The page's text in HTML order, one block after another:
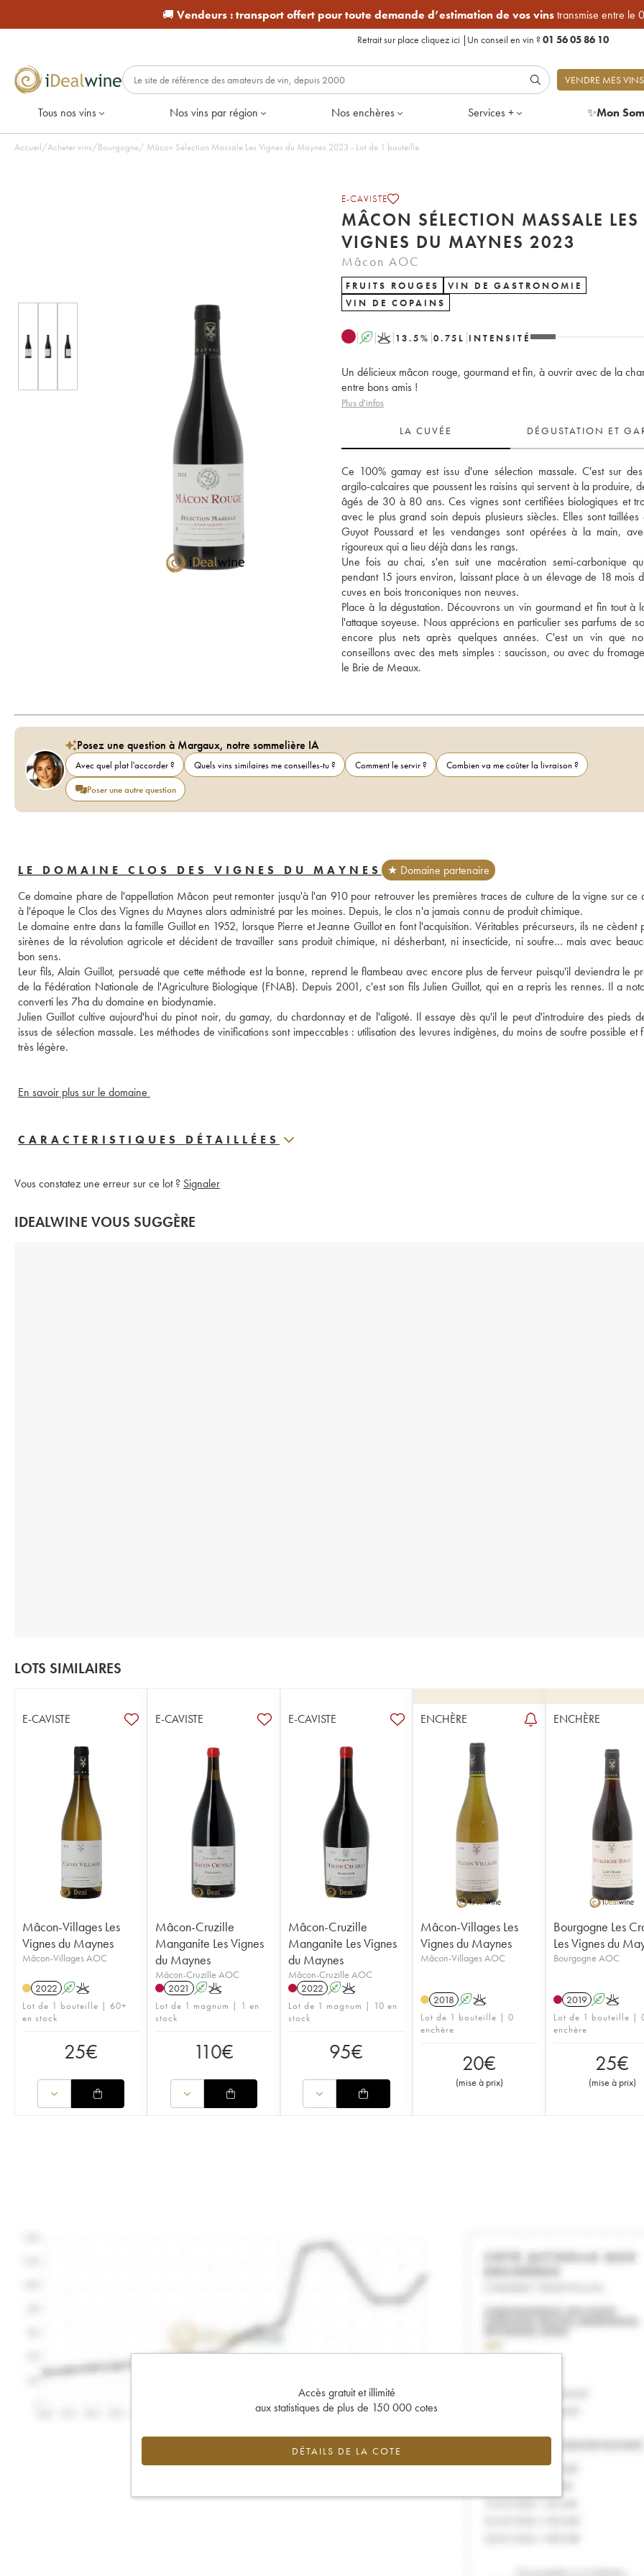
🚚 Vendeurs :transport offert pour toute demande d’estimation de vos vinstransmise entre le
Retrait sur place cliquez ici | Un conseil en vin ?01 56 05 86 10
VENDRE MES VINS
Tous nos vins Nos vins par région Nos enchères Services + ✨Mon
Accueil/Acheter vins/Bourgogne/ Mâcon Sélection Massale Les Vignes du Maynes 2023 - Lot de 1 bouteille
E-CAVISTE
MÂCON SÉLECTION MASSALE LES
VIGNES DU MAYNES 2023
Mâcon AOC
FRUITS ROUGES
VIN DE GASTRONOMIE
VIN DE COPAINS
A K 13.5% 0.75 L INTENSITÉ
Un délicieux mâcon rouge, gourmand et fin, à ouvrir avec de la
entre bons amis !
Plus d'infos
LA CUVÉE DÉGUSTATION ET
Ce 100% gamay est issu d'une sélection massale. C'est sur
argilo-calcaires que poussent les raisins qui servent à la produire,
âgés de 30 à 80 ans. Ces vignes sont certifiées biologiques et
avec le plus grand soin depuis plusieurs siècles. Elles sont taillées
Guyot Poussard et les vendanges sont opérées à la main,
rigoureux qui a lieu déjà dans les rangs.
Une fois au chai, s'en suit une macération semi-carbonique
pendant 15 jours environ, laissant place à un élevage de 18 mois
cuves en bois tronconiques non neuves.
Place à la dégustation. Découvrons un vin gourmand et fin tout à
l'attaque soyeuse. Nous apprécions en particulier ses parfums de
encore plus nets après quelques années. C'est un vin que
conseillons avec des mets simples : saucisson, ou avec du
Posez une question à Margaux, notre sommelière IA
Avec quel plat l'accorder ? Quels vins similaires me conseilles-tu ? Comment le servir ?
Combien va me coûter la livraison ?
Poser une autre question
LE DOMAINE CLOS DES VIGNES DU MAYNES
★ Domaine partenaire
Ce domaine phare de l'appellation Mâcon peut remonter jusqu'à l'an 910 pour retrouver les premières traces de culture de la vigne sur ce
à l'époque le Clos des Vignes du Maynes alors administré par les moines. Depuis, le clos n'a jamais connu de produit chimique.
Le domaine entre dans la famille Guillot en 1952, lorsque Pierre et Jeanne Guillot en font l'acquisition. Véritables précurseurs, ils ne cèdent
sirènes de la révolution agricole et décident de travailler sans produit chimique, ni désherbant, ni insecticide, ni soufre… mais avec
bon sens.
Leur fils, Alain Guillot, persuadé que cette méthode est la bonne, reprend le flambeau avec encore plus de ferveur puisqu'il deviendra le
de la Fédération Nationale de l'Agriculture Biologique (FNAB). Depuis 2001, c'est son fils Julien Guillot, qui en a repris les rennes. Il a
converti les 7ha du domaine en biodynamie.
Julien Guillot cultive aujourd'hui du pinot noir, du gamay, du chardonnay et de l'aligoté. Il essaye dès qu'il le peut d'introduire des pieds
issus de sélection massale. Les méthodes de vinifications sont impeccables : utilisation des levures indigènes, du moins de soufre possible et
très légère.
En savoir plus sur le domaine
CARACTERISTIQUES DÉTAILLÉES
Vous constatez une erreur sur ce lot ? Signaler
IDEALWINE VOUS SUGGÈRE
LOTS SIMILAIRES
E-CAVISTE
Mâcon-Villages Les
Vignes du Maynes
Mâcon-Villages AOC
2022 AK
Lot de 1 bouteille | 60+
en stock
25€
E-CAVISTE
Mâcon-Cruzille
Manganite Les Vignes
du Maynes
Mâcon-Cruzille AOC
2021 AK
Lot de 1 magnum | 1 en
stock
110€
E-CAVISTE
Mâcon-Cruzille
Manganite Les Vignes
du Maynes
Mâcon-Cruzille AOC
2022 AK
Lot de 1 magnum | 10 en
stock
95€
ENCHÈRE
Mâcon-Villages Les
Vignes du Maynes
Mâcon-Villages AOC
2018 AK
Lot de 1 bouteille | 0
enchère
20€
(mise à prix)
ENCHÈRE
Bourgogne Les
Les Vignes du
Bourgogne AOC
2019 AK
Lot de 1 bouteille |
enchère
25€
(mise à prix)
Accès gratuit et illimité
aux statistiques de plus de 150 000 cotes
DÉTAILS DE LA COTE